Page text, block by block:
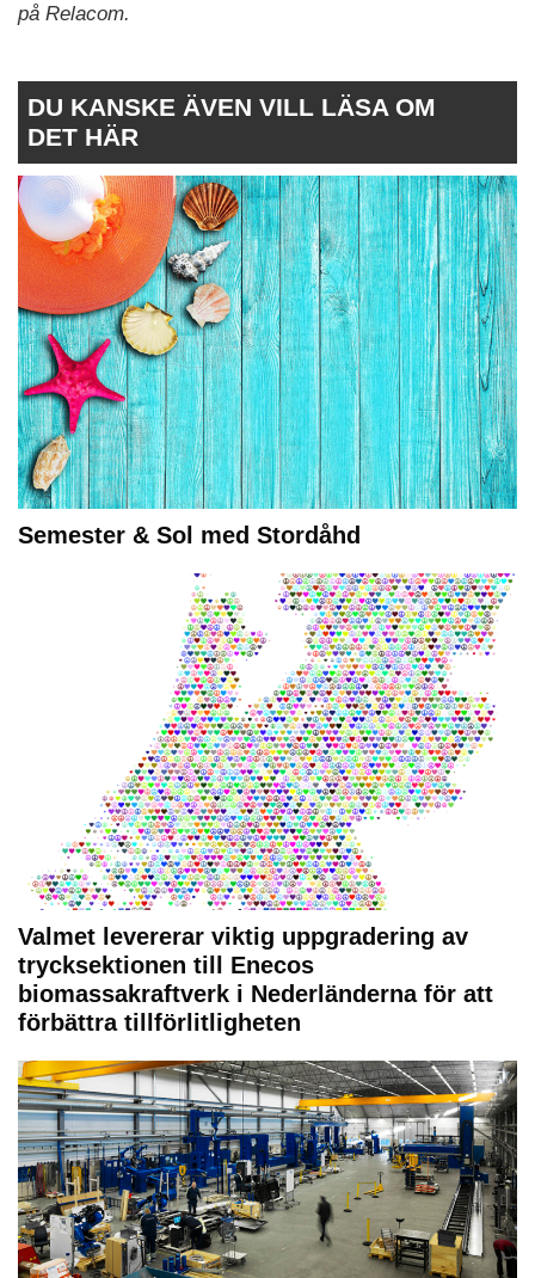
på Relacom.
DU KANSKE ÄVEN VILL LÄSA OM
DET HÄR
Semester & Sol med Stordåhd
Valmet levererar viktig uppgradering av
trycksektionen till Enecos
biomassakraftverk i Nederländerna för att
förbättra tillförlitligheten